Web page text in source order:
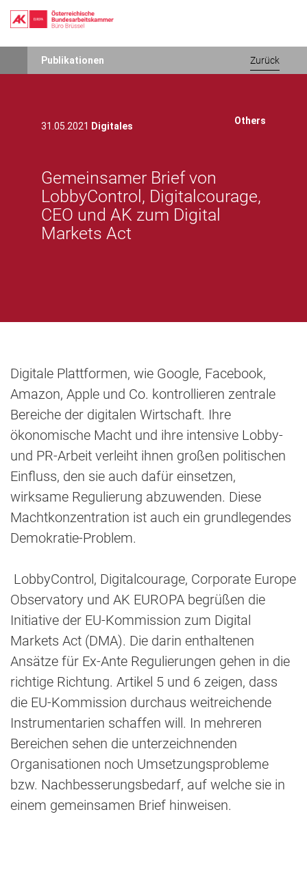
Publikationen Zurück
31.05.2021 Digitales Others
Gemeinsamer Brief von
LobbyControl, Digitalcourage,
CEO und AK zum Digital
Markets Act
Digitale Plattformen, wie Google, Facebook,
Amazon, Apple und Co. kontrollieren zentrale
Bereiche der digitalen Wirtschaft. Ihre
ökonomische Macht und ihre intensive Lobby-
und PR-Arbeit verleiht ihnen großen politischen
Einfluss, den sie auch dafür einsetzen,
wirksame Regulierung abzuwenden. Diese
Machtkonzentration ist auch ein grundlegendes
Demokratie-Problem.
LobbyControl, Digitalcourage, Corporate Europe
Observatory und AK EUROPA begrüßen die
Initiative der EU-Kommission zum Digital
Markets Act (DMA). Die darin enthaltenen
Ansätze für Ex-Ante Regulierungen gehen in die
richtige Richtung. Artikel 5 und 6 zeigen, dass
die EU-Kommission durchaus weitreichende
Instrumentarien schaffen will. In mehreren
Bereichen sehen die unterzeichnenden
Organisationen noch Umsetzungsprobleme
bzw. Nachbesserungsbedarf, auf welche sie in
einem gemeinsamen Brief hinweisen.